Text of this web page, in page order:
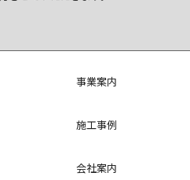
事業案内
施工事例
会社案内